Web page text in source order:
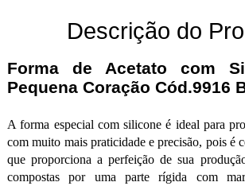
Descrição do
Forma de Acetato com
Pequena Coração Cód.9916
A forma especial com silicone é ideal para
com muito mais praticidade e precisão, pois é
que proporciona a perfeição de sua
compostas por uma parte rígida com